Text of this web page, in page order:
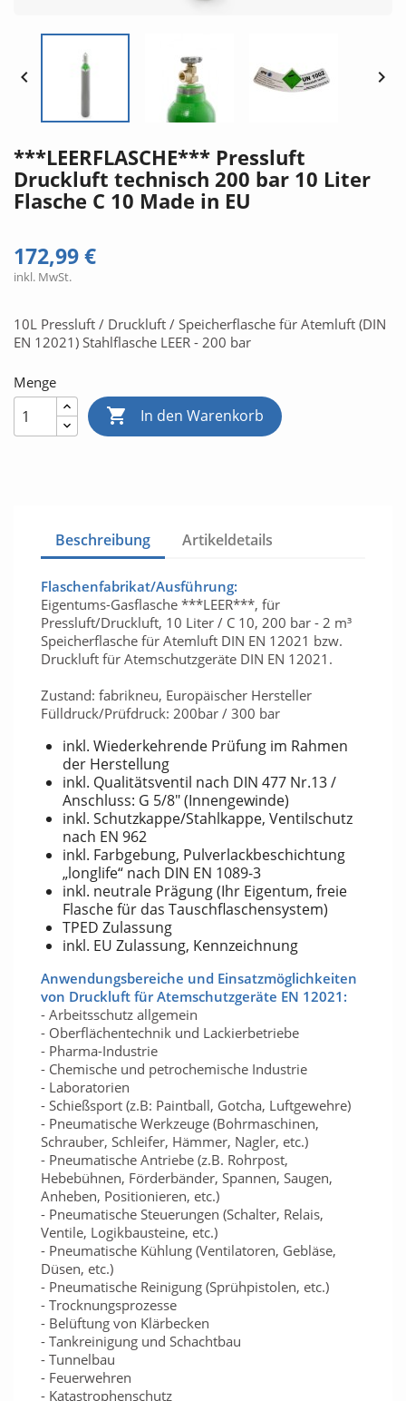
 
***LEERFLASCHE*** Pressluft
Druckluft technisch 200 bar 10 Liter
Flasche C 10 Made in EU
172,99 €
inkl. MwSt.
10L Pressluft / Druckluft / Speicherflasche für Atemluft (DIN
EN 12021) Stahlflasche LEER - 200 bar
Menge
 In den Warenkorb
Beschreibung Artikeldetails
Flaschenfabrikat/Ausführung:
Eigentums-Gasflasche ***LEER***, für
Pressluft/Druckluft, 10 Liter / C 10, 200 bar - 2 m³
Speicherflasche für Atemluft DIN EN 12021 bzw.
Druckluft für Atemschutzgeräte DIN EN 12021.
Zustand: fabrikneu, Europäischer Hersteller
Fülldruck/Prüfdruck: 200bar / 300 bar
inkl. Wiederkehrende Prüfung im Rahmen
der Herstellung
inkl. Qualitätsventil nach DIN 477 Nr.13 /
Anschluss: G 5/8" (Innengewinde)
inkl. Schutzkappe/Stahlkappe, Ventilschutz
nach EN 962
inkl. Farbgebung, Pulverlackbeschichtung
„longlife“ nach DIN EN 1089-3
inkl. neutrale Prägung (Ihr Eigentum, freie
Flasche für das Tauschflaschensystem)
TPED Zulassung
inkl. EU Zulassung, Kennzeichnung
Anwendungsbereiche und Einsatzmöglichkeiten
von Druckluft für Atemschutzgeräte EN 12021:
- Arbeitsschutz allgemein
- Oberflächentechnik und Lackierbetriebe
- Pharma-Industrie
- Chemische und petrochemische Industrie
- Laboratorien
- Schießsport (z.B: Paintball, Gotcha, Luftgewehre)
- Pneumatische Werkzeuge (Bohrmaschinen,
Schrauber, Schleifer, Hämmer, Nagler, etc.)
- Pneumatische Antriebe (z.B. Rohrpost,
Hebebühnen, Förderbänder, Spannen, Saugen,
Anheben, Positionieren, etc.)
- Pneumatische Steuerungen (Schalter, Relais,
Ventile, Logikbausteine, etc.)
- Pneumatische Kühlung (Ventilatoren, Gebläse,
Düsen, etc.)
- Pneumatische Reinigung (Sprühpistolen, etc.)
- Trocknungsprozesse
- Belüftung von Klärbecken
- Tankreinigung und Schachtbau
- Tunnelbau
- Feuerwehren
- Katastrophenschutz